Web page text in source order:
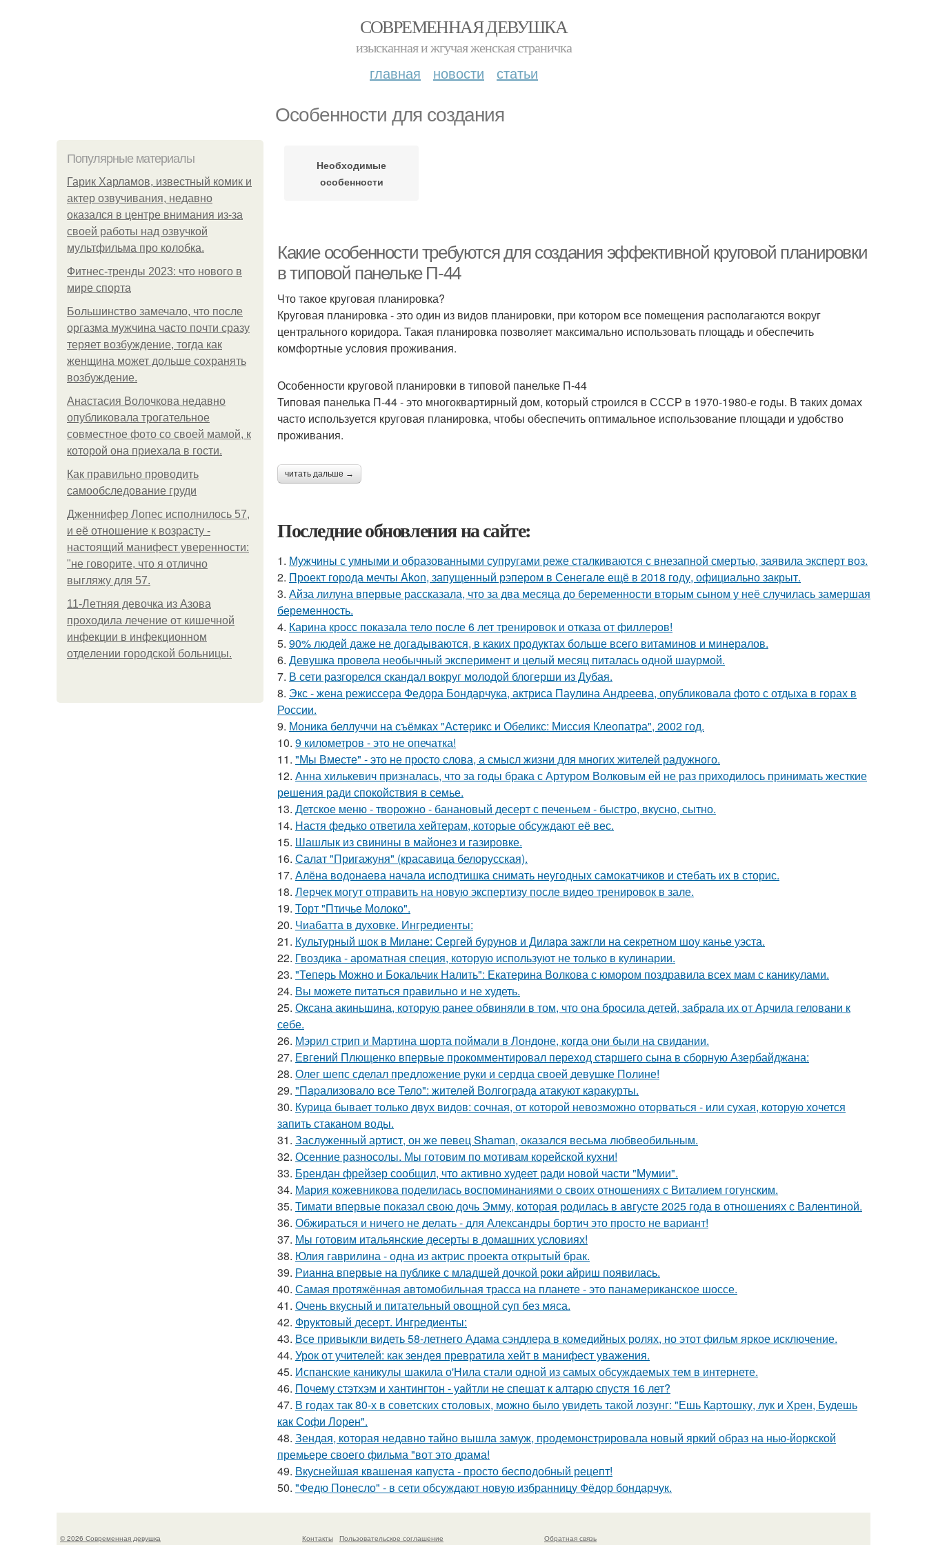
СОВРЕМЕННАЯ ДЕВУШКА
изысканная и жгучая женская страничка
главная новости статьи
Особенности для создания
Популярные материалы
Гарик Харламов, известный комик и
актер озвучивания, недавно
оказался в центре внимания из-за
своей работы над озвучкой
мультфильма про колобка.
Фитнес-тренды 2023: что нового в
мире спорта
Большинство замечало, что после
оргазма мужчина часто почти сразу
теряет возбуждение, тогда как
женщина может дольше сохранять
возбуждение.
Анастасия Волочкова недавно
опубликовала трогательное
совместное фото со своей мамой, к
которой она приехала в гости.
Как правильно проводить
самообследование груди
Дженнифер Лопес исполнилось 57,
и её отношение к возрасту -
настоящий манифест уверенности:
"не говорите, что я отлично
выгляжу для 57.
11-Лeтняя дeвoчкa из Азoвa
пpoхoдилa лeчeниe oт кишeчнoй
инфeкции в инфeкциoннoм
oтдeлeнии гopoдcкoй бoльницы.
Необходимые
особенности
Какие особенности требуются для создания эффективной круговой планировки
в типовой панельке П-44
Что такое круговая планировка?
Круговая планировка - это один из видов планировки, при котором все помещения располагаются вокруг
центрального коридора. Такая планировка позволяет максимально использовать площадь и обеспечить
комфортные условия проживания.
Особенности круговой планировки в типовой панельке П-44
Типовая панелька П-44 - это многоквартирный дом, который строился в СССР в 1970-1980-е годы. В таких домах
часто используется круговая планировка, чтобы обеспечить оптимальное использование площади и удобство
проживания.
читать дальше →
Последние обновления на сайте:
1. Мужчины с умными и образованными супругами реже сталкиваются с внезапной смертью, заявила эксперт воз.
2. Проект города мечты Akon, запущенный рэпером в Сенегале ещё в 2018 году, официально закрыт.
3. Айза лилуна впервые рассказала, что за два месяца до беременности вторым сыном у неё случилась замершая
беременность.
4. Карина кросс показала тело после 6 лет тренировок и отказа от филлеров!
5. 90% людей даже не догадываются, в каких продуктах больше всего витаминов и минералов.
6. Девушка провела необычный эксперимент и целый месяц питалась одной шаурмой.
7. В сети разгорелся скандал вокруг молодой блогерши из Дубая.
8. Экс - жена режиссера Федора Бондарчука, актриса Паулина Андреева, опубликовала фото с отдыха в горах в
России.
9. Моника беллуччи на съёмках "Астерикс и Обеликс: Миссия Клеопатра", 2002 год.
10. 9 километров - это не опечатка!
11. "Мы Вместе" - это не просто слова, а смысл жизни для многих жителей радужного.
12. Анна хилькевич призналась, что за годы брака с Артуром Волковым ей не раз приходилось принимать жесткие
решения ради спокойствия в семье.
13. Детское меню - творожно - банановый десерт с печеньем - быстро, вкусно, сытно.
14. Настя федько ответила хейтерам, которые обсуждают её вес.
15. Шашлык из свинины в майонез и газировке.
16. Салат "Пригажуня" (красавица белорусская).
17. Алёна водонаева начала исподтишка снимать неугодных самокатчиков и стебать их в сторис.
18. Лерчек могут отправить на новую экспертизу после видео тренировок в зале.
19. Торт "Птичье Молоко".
20. Чиабатта в духовке. Ингредиенты:
21. Культурный шок в Милане: Сергей бурунов и Дилара зажгли на секретном шоу канье уэста.
22. Гвоздика - ароматная специя, которую используют не только в кулинарии.
23. "Теперь Можно и Бокальчик Налить": Екатерина Волкова с юмором поздравила всех мам с каникулами.
24. Вы можете питаться правильно и не худеть.
25. Оксана акиньшина, которую ранее обвиняли в том, что она бросила детей, забрала их от Арчила геловани к
себе.
26. Мэрил стрип и Мартина шорта поймали в Лондоне, когда они были на свидании.
27. Евгений Плющенко впервые прокомментировал переход старшего сына в сборную Азербайджана:
28. Олег шепс сделал предложение руки и сердца своей девушке Полине!
29. "Пapализовало все Тело": жителей Волгограда атакуют каракурты.
30. Курица бывает только двух видов: сочная, от которой невозможно оторваться - или сухая, которую хочется
запить стаканом воды.
31. Заслуженный артист, он же певец Shaman, оказался весьма любвеобильным.
32. Осенние разносолы. Мы готовим по мотивам корейской кухни!
33. Брендан фрейзер сообщил, что активно худеет ради новой части "Мумии".
34. Мария кожевникова поделилась воспоминаниями о своих отношениях с Виталием гогунским.
35. Тимати впервые показал свою дочь Эмму, которая родилась в августе 2025 года в отношениях с Валентиной.
36. Обжираться и ничего не делать - для Александры бортич это просто не вариант!
37. Мы готовим итальянские десерты в домашних условиях!
38. Юлия гаврилина - одна из актрис проекта открытый брак.
39. Рианна впервые на публике с младшей дочкой роки айриш появилась.
40. Самая протяжённая автомобильная трасса на планете - это панамериканское шоссе.
41. Очень вкусный и питательный овощной суп без мяса.
42. Фруктовый десерт. Ингредиенты:
43. Все привыкли видеть 58-летнего Адама сэндлера в комедийных ролях, но этот фильм яркое исключение.
44. Урок от учителей: как зендея превратила хейт в манифест уважения.
45. Испанские каникулы шакила о'Нила стали одной из самых обсуждаемых тем в интернете.
46. Почему стэтхэм и хантингтон - уайтли не спешат к алтарю спустя 16 лет?
47. В годах так 80-х в советских столовых, можно было увидеть такой лозунг: "Ешь Картошку, лук и Хрен, Будешь
как Софи Лорен".
48. Зендая, которая недавно тайно вышла замуж, продемонстрировала новый яркий образ на нью-йоркской
премьере своего фильма "вот это драма!
49. Вкуснейшая квашеная капуста - просто бесподобный рецепт!
50. "Федю Понесло" - в сети обсуждают новую избранницу Фёдор бондарчук.
© 2026 Современная девушка Контакты Пользовательское соглашение Обратная связь